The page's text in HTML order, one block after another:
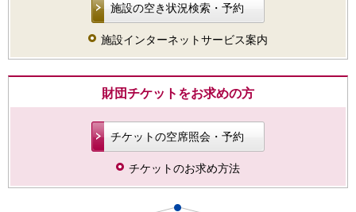
施設の空き状況検索・予約
施設インターネットサービス案内
財団チケットをお求めの方
チケットの空席照会・予約
チケットのお求め方法